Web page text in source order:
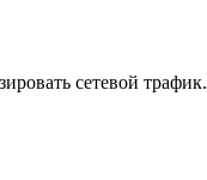
сетевой трафик.